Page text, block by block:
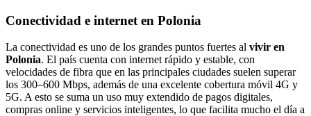
Conectividad e internet en Polonia
La conectividad es uno de los grandes puntos fuertes al vivir en
Polonia. El país cuenta con internet rápido y estable, con
velocidades de fibra que en las principales ciudades suelen superar
los 300–600 Mbps, además de una excelente cobertura móvil 4G y
5G. A esto se suma un uso muy extendido de pagos digitales,
compras online y servicios inteligentes, lo que facilita mucho el día a